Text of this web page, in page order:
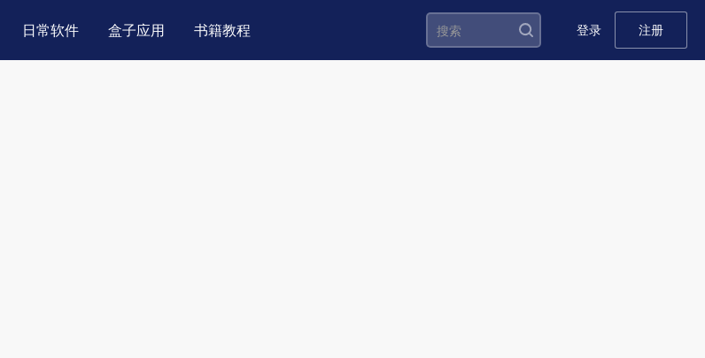
日常软件 盒子应用 书籍教程 登录 注册